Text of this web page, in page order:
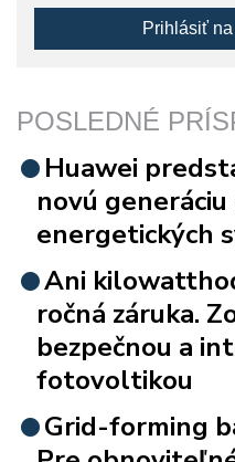
Prihlásiť
POSLEDNÉ
Huawei
novú
energetických
Ani
ročná záruka.
bezpečnou a
fotovoltikou
Grid-forming